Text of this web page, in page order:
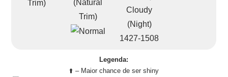
(Natural
Trim)
1427-1508
Legenda:
⬆️ – Maior chance de ser shiny